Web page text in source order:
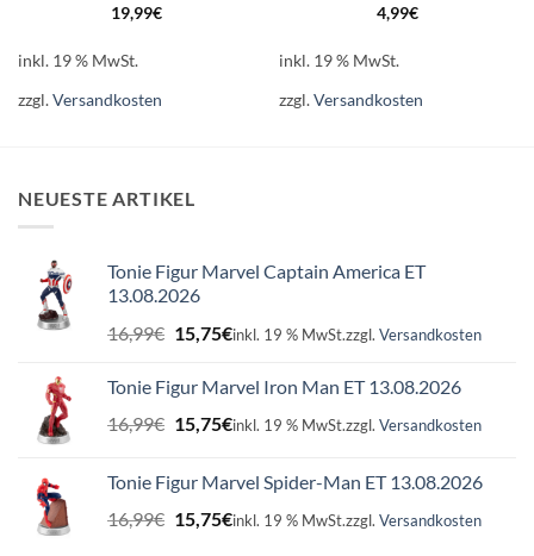
19,99€
inkl. 19 % MwSt.
zzgl.Versandkosten
4,99€
inkl. 19 % MwSt.
zzgl.Versandkosten
NEUESTE ARTIKEL
Tonie Figur Marvel Captain America ET
13.08.2026
16,99€ Ursprünglicher
Preis
16,99€
15,75€Aktueller
15,75€.
inkl. 19 % MwSt.zzgl. Versandkosten
Tonie Figur Marvel Iron Man ET 13.08.2026
16,99€ Ursprünglicher
Preis
16,99€
15,75€Aktueller
15,75€.
inkl. 19 % MwSt.zzgl. Versandkosten
Tonie Figur Marvel Spider-Man ET 13.08.2026
16,99€ Ursprünglicher
Preis
15,75€Aktueller
inkl. 19 % MwSt.zzgl. Versandkosten